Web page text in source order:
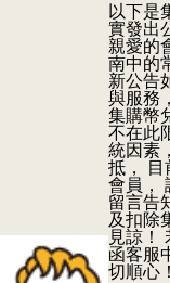
以下是
實發出
親愛的
南中的
新公告
與服務
集購幣
不在此
統因素
抵， 目
會員，
留言告
及扣除
見諒！
函客服
切順心！